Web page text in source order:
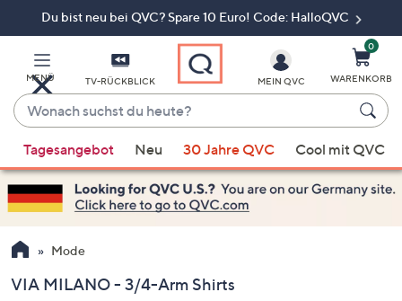
Du bist neu bei QVC? Spare 10 Euro! Code: HalloQVC
MENÜ TV-RÜCKBLICK
Wonach
suchst
du
heute?
Vorschläge
verfügbar
sind,
verwenden
Sie
Pfeiltasten
MEIN QVC
0
WARENKORB
Tagesangebot Neu 30 Jahre QVC Cool mit QVC
Mode
VIA MILANO - 3/4-Arm Shirts